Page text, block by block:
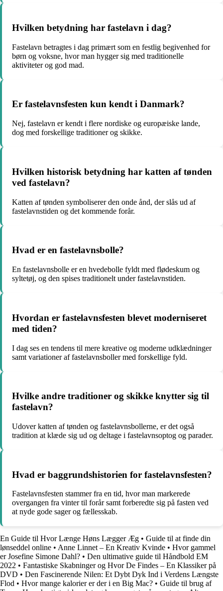
Hvilken betydning har fastelavn i dag?
Fastelavn betragtes i dag primært som en festlig begivenhed for
børn og voksne, hvor man hygger sig med traditionelle
aktiviteter og god mad.
Er fastelavnsfesten kun kendt i Danmark?
Nej, fastelavn er kendt i flere nordiske og europæiske lande,
dog med forskellige traditioner og skikke.
Hvilken historisk betydning har katten af tønden
ved fastelavn?
Katten af tønden symboliserer den onde ånd, der slås ud af
fastelavnstiden og det kommende forår.
Hvad er en fastelavnsbolle?
En fastelavnsbolle er en hvedebolle fyldt med flødeskum og
syltetøj, og den spises traditionelt under fastelavnstiden.
Hvordan er fastelavnsfesten blevet moderniseret
med tiden?
I dag ses en tendens til mere kreative og moderne udklædninger
samt variationer af fastelavnsboller med forskellige fyld.
Hvilke andre traditioner og skikke knytter sig til
fastelavn?
Udover katten af tønden og fastelavnsbollerne, er det også
tradition at klæde sig ud og deltage i fastelavnsoptog og parader.
Hvad er baggrundshistorien for fastelavnsfesten?
Fastelavnsfesten stammer fra en tid, hvor man markerede
overgangen fra vinter til forår samt forberedte sig på fasten ved
at nyde gode sager og fællesskab.
En Guide til Hvor Længe Høns Lægger Æg • Guide til at finde din
lønseddel online • Anne Linnet – En Kreativ Kvinde • Hvor gammel
er Josefine Simone Dahl? • Den ultimative guide til Håndbold EM
2022 • Fantastiske Skabninger og Hvor De Findes – En Klassiker på
DVD • Den Fascinerende Nilen: Et Dybt Dyk Ind i Verdens Længste
Flod • Hvor mange kalorier er der i en Big Mac? • Guide til brug af